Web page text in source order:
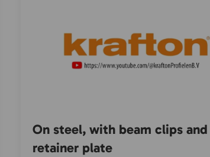
On steel, with beam clips and
retainer plate